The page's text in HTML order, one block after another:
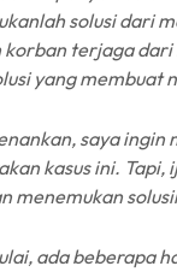
solusi dari
terjaga
yang membuat
saya ingin
kasus ini.
menemukan
ada beberapa